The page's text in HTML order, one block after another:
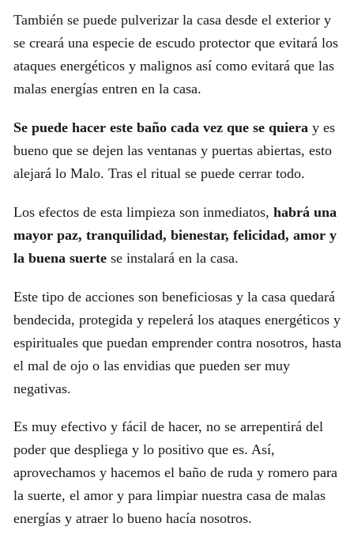
También se puede pulverizar la casa desde el exterior y
se creará una especie de escudo protector que evitará los
ataques energéticos y malignos así como evitará que las
malas energías entren en la casa.
Se puede hacer este baño cada vez que se quieray es
bueno que se dejen las ventanas y puertas abiertas, esto
alejará lo Malo. Tras el ritual se puede cerrar todo.
Los efectos de esta limpieza son inmediatos, habrá una
mayor paz, tranquilidad, bienestar, felicidad, amor y
la buena suertese instalará en la casa.
Este tipo de acciones son beneficiosas y la casa quedará
bendecida, protegida y repelerá los ataques energéticos y
espirituales que puedan emprender contra nosotros, hasta
el mal de ojo o las envidias que pueden ser muy
negativas.
Es muy efectivo y fácil de hacer, no se arrepentirá del
poder que despliega y lo positivo que es. Así,
aprovechamos y hacemos el baño de ruda y romero para
la suerte, el amor y para limpiar nuestra casa de malas
energías y atraer lo bueno hacía nosotros.